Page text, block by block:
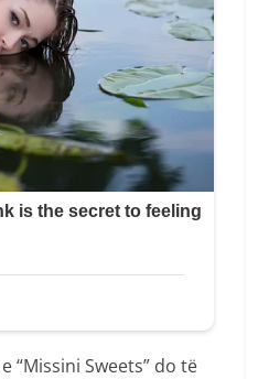
“Missini Sweets” do të